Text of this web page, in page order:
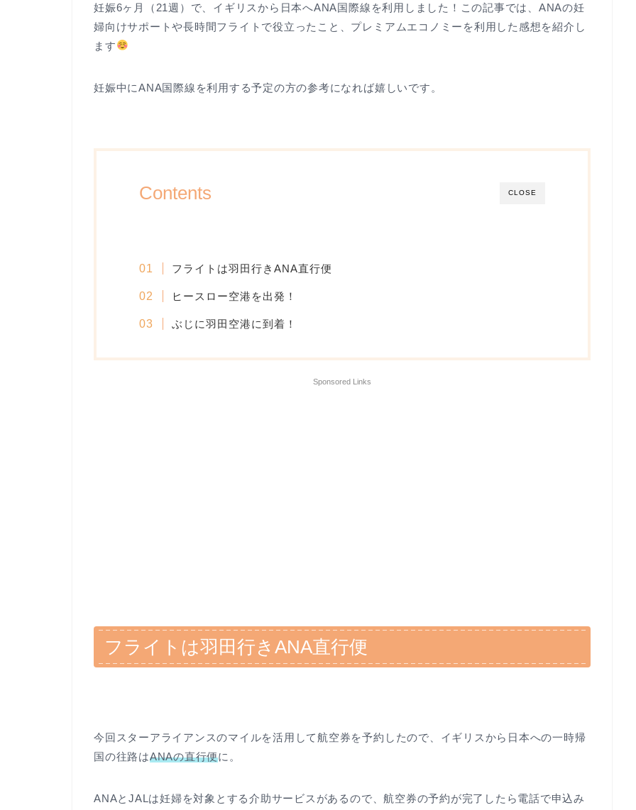
妊娠6ヶ月（21週）で、イギリスから日本へANA国際線を利用しました！この記事では、ANAの妊
婦向けサポートや長時間フライトで役立ったこと、プレミアムエコノミーを利用した感想を紹介し
ます
妊娠中にANA国際線を利用する予定の方の参考になれば嬉しいです。
CLOSE
Contents
フライトは羽田行きANA直行便
ヒースロー空港を出発！
ぶじに羽田空港に到着！
Sponsored Links
フライトは羽田行きANA直行便
今回スターアライアンスのマイルを活用して航空券を予約したので、イギリスから日本への一時帰
国の往路はANAの直行便に。
ANAとJALは妊婦を対象とする介助サービスがあるので、航空券の予約が完了したら電話で申込み